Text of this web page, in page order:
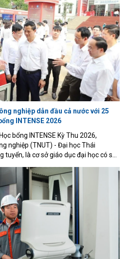
nghiệp dẫn đầu cả nước với 25
INTENSE 2026
bổng INTENSE Kỳ Thu 2026,
nghiệp (TNUT) - Đại học Thái
là cơ sở giáo dục đại học có số
nay.